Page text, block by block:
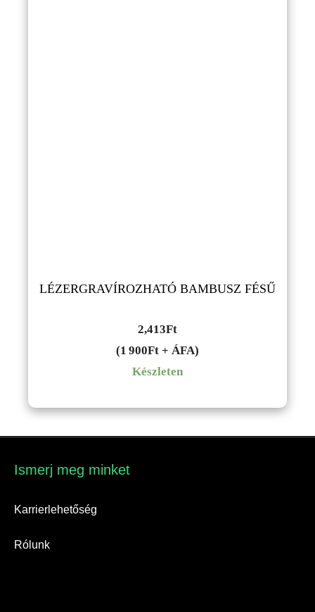
LÉZERGRAVÍROZHATÓ BAMBUSZ FÉSŰ
2,413Ft
(1 900Ft + ÁFA)
Készleten
Ismerj meg minket​
Karrierlehetőség
Rólunk